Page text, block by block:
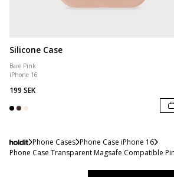
Silicone Case
Bare Pink
iPhone 16
199 SEK
Phone Cases Phone Case iPhone 16
Phone Case Transparent Magsafe Compatible